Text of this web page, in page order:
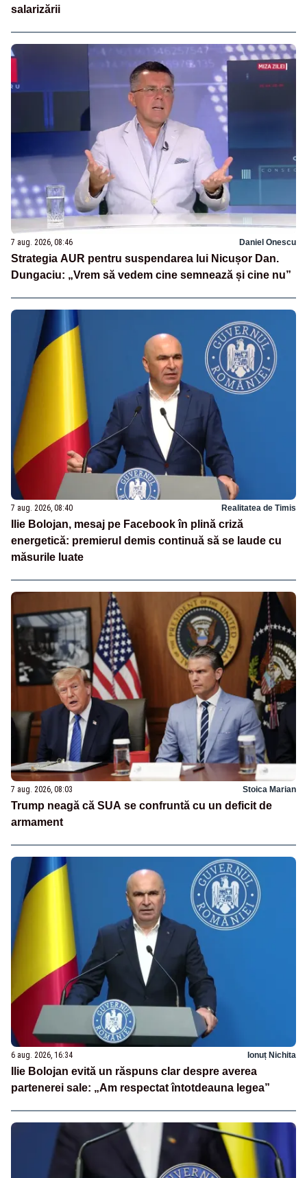
salarizării
7 aug. 2026, 08:46 Daniel Onescu
Strategia AUR pentru suspendarea lui Nicușor Dan.
Dungaciu: „Vrem să vedem cine semnează și cine nu”
7 aug. 2026, 08:40 Realitatea de Timis
Ilie Bolojan, mesaj pe Facebook în plină criză
energetică: premierul demis continuă să se laude cu
măsurile luate
7 aug. 2026, 08:03 Stoica Marian
Trump neagă că SUA se confruntă cu un deficit de
armament
6 aug. 2026, 16:34 Ionuț Nichita
Ilie Bolojan evită un răspuns clar despre averea
partenerei sale: „Am respectat întotdeauna legea”